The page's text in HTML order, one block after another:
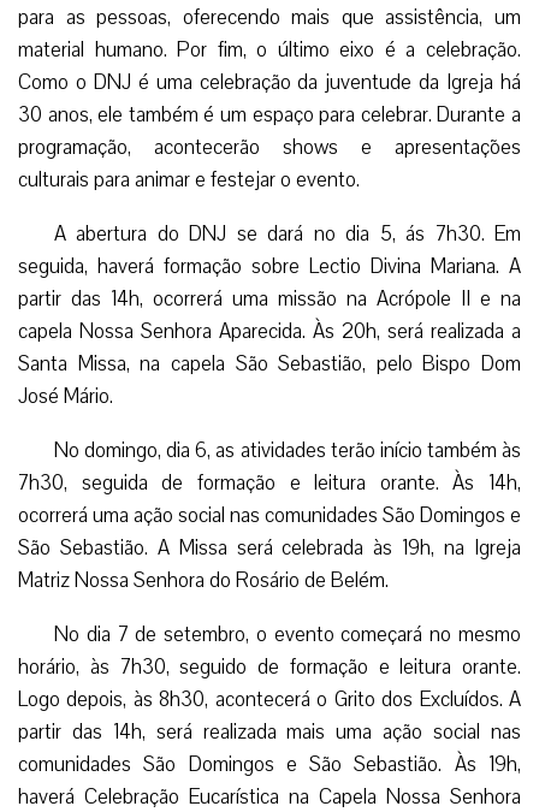
para as pessoas, oferecendo mais que assistência, um
material humano. Por fim, o último eixo é a celebração.
Como o DNJ é uma celebração da juventude da Igreja há
30 anos, ele também é um espaço para celebrar. Durante a
programação, acontecerão shows e apresentações
culturais para animar e festejar o evento.
A abertura do DNJ se dará no dia 5, ás 7h30. Em
seguida, haverá formação sobre Lectio Divina Mariana. A
partir das 14h, ocorrerá uma missão na Acrópole II e na
capela Nossa Senhora Aparecida. Às 20h, será realizada a
Santa Missa, na capela São Sebastião, pelo Bispo Dom
José Mário.
No domingo, dia 6, as atividades terão início também às
7h30, seguida de formação e leitura orante. Às 14h,
ocorrerá uma ação social nas comunidades São Domingos e
São Sebastião. A Missa será celebrada às 19h, na Igreja
Matriz Nossa Senhora do Rosário de Belém.
No dia 7 de setembro, o evento começará no mesmo
horário, às 7h30, seguido de formação e leitura orante.
Logo depois, às 8h30, acontecerá o Grito dos Excluídos. A
partir das 14h, será realizada mais uma ação social nas
comunidades São Domingos e São Sebastião. Às 19h,
haverá Celebração Eucarística na Capela Nossa Senhora